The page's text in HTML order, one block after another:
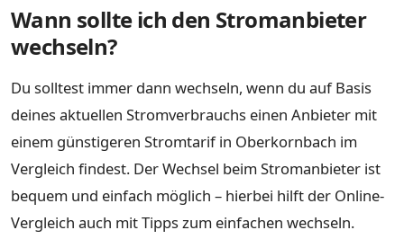
Wann sollte ich den Stromanbieter
wechseln?
Du solltest immer dann wechseln, wenn du auf Basis
deines aktuellen Stromverbrauchs einen Anbieter mit
einem günstigeren Stromtarif in Oberkornbach im
Vergleich findest. Der Wechsel beim Stromanbieter ist
bequem und einfach möglich – hierbei hilft der Online-
Vergleich auch mit Tipps zum einfachen wechseln.